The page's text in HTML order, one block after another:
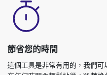
節省您的時間
在任何時間內輕鬆地從 aiff 轉換
的音頻從 aiff 轉換為 wma，首